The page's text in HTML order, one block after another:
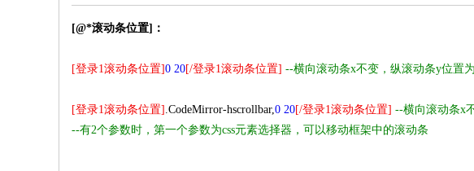
[@*滚动条位置]：
[登录1滚动条位置]0 20[/登录1滚动条位置] --横向滚动条x不变，纵滚动条y位置
[登录1滚动条位置] .CodeMirror-hscrollbar,0 20[/登录1滚动条位置] --横向滚动条x
--有2个参数时，第一个参数为css元素选择器，可以移动框架中的滚动条